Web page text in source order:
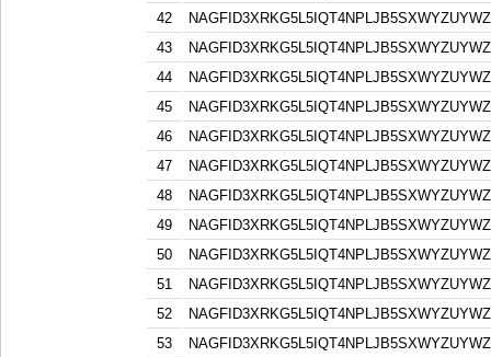
42
43
44
45
46
47
48
49
50
51
52
53